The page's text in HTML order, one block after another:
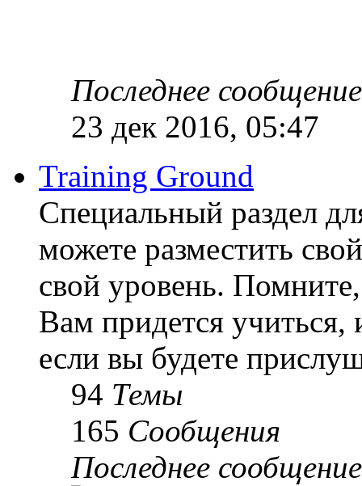
Последнее сообщение
23 дек 2016, 05:47
Training Ground
Специальный раздел
можете разместить
свой уровень. Помните,
Вам придется учиться,
если вы будете
94 Темы
165 Сообщения
Последнее сообщение